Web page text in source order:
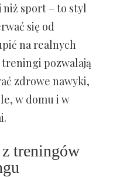
niż sport – to styl
się od
na realnych
pozwalają
zdrowe nawyki,
w domu i w
treningów